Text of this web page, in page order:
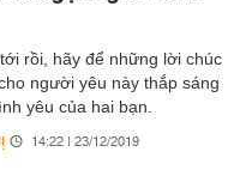
rồi, hãy để những lời chúc
người yêu này thắp sáng
yêu của hai bạn.
14:22 | 23/12/2019